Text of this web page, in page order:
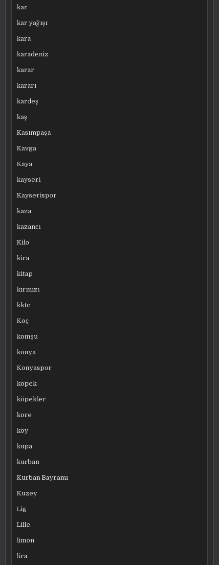
kar
kar yağışı
kara
karadeniz
karar
kararı
kardeş
kaş
Kasımpaşa
Kavga
Kaya
kayseri
Kayserispor
kaza
kazancı
Kilo
kira
kitap
kırmızı
kktc
Koç
komşu
konya
Konyaspor
köpek
köpekler
kore
köy
kupa
kurban
Kurban Bayramı
Kuzey
Lig
Lille
limon
lira